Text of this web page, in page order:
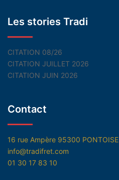
Les stories Tradi
CITATION 08/26
CITATION JUILLET 2026
CITATION JUIN 2026
Contact
16 rue Ampère 95300 PONTOISE
info@tradifret.com
01 30 17 83 10